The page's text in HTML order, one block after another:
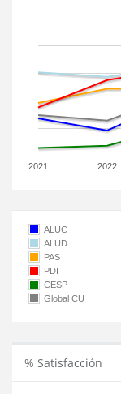
2021 2022
ALUC
ALUD
PAS
PDI
CESP
Global CU
% Satisfacción